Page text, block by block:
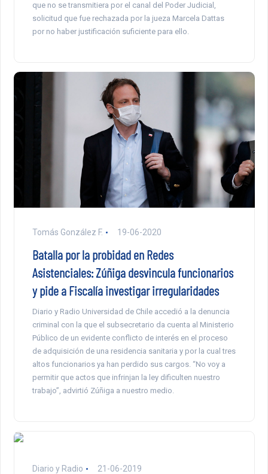
que no se transmitiera por el canal del Poder Judicial,
solicitud que fue rechazada por la jueza Marcela Dattas
por no haber justificación suficiente para ello.
Tomás González F. 19-06-2020
Batalla por la probidad en Redes
Asistenciales: Zúñiga desvincula funcionarios
y pide a Fiscalía investigar irregularidades
Diario y Radio Universidad de Chile accedió a la denuncia
criminal con la que el subsecretario da cuenta al Ministerio
Público de un evidente conflicto de interés en el proceso
de adquisición de una residencia sanitaria y por la cual tres
altos funcionarios ya han perdido sus cargos. “No voy a
permitir que actos que infrinjan la ley dificulten nuestro
trabajo”, advirtió Zúñiga a nuestro medio.
Diario y Radio 21-06-2019